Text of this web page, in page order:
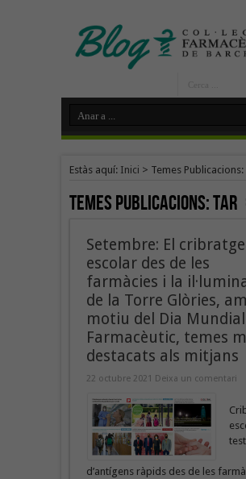
Estàs aquí: Inici > Temes Publicacions:
Temes Publicacions:TAR
Setembre: El cribratge
escolar des de les
farmàcies i la
de la Torre Glòries,
motiu del Dia Mundial
Farmacèutic, temes
destacats als mitjans
22 octubre 2021 Deixa un comentari
d’antígens ràpids des de les